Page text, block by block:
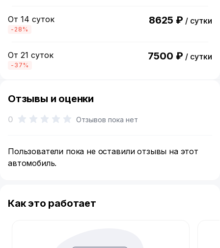
От 14 суток
-28%
8625 ₽ / сутки
От 21 суток
-37%
7500 ₽ / сутки
Отзывы и оценки
0 Отзывов пока нет
Пользователи пока не оставили отзывы на этот
автомобиль.
Как это работает